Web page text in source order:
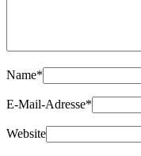
Name*
E-Mail-Adresse*
Website